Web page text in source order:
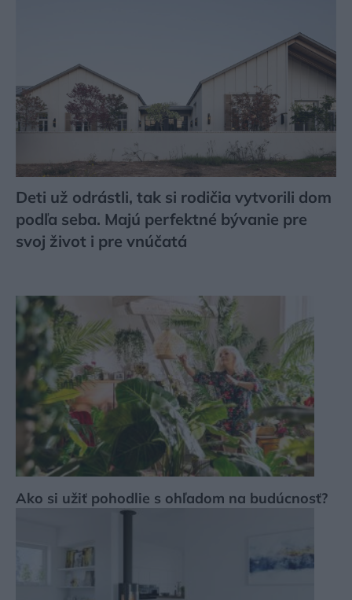
Deti už odrástli, tak si rodičia vytvorili dom
podľa seba. Majú perfektné bývanie pre
svoj život i pre vnúčatá
Ako si užiť pohodlie s ohľadom na budúcnosť?